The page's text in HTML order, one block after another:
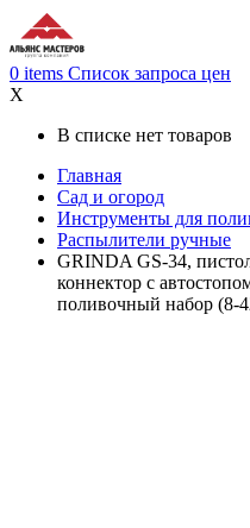
0 items Список запроса цен
X
В списке нет товаров
Главная
Сад и огород
Инструменты для
Распылители ручные
GRINDA GS-34,
коннектор с
поливочный набор (8-